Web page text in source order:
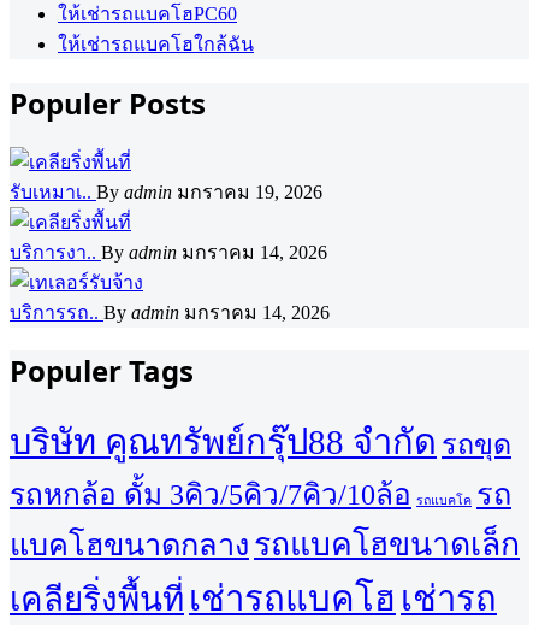
ให้เช่ารถแบคโฮPC60
ให้เช่ารถแบคโฮใกล้ฉัน
Populer Posts
รับเหมาเ.. By admin มกราคม 19, 2026
บริการงา.. By admin มกราคม 14, 2026
บริการรถ.. By admin มกราคม 14, 2026
Populer Tags
บริษัท คูณทรัพย์กรุ๊ป88 จำกัด รถขุด
รถหกล้อ ดั้ม 3คิว/5คิว/7คิว/10ล้อ รถแบคโค รถ
แบคโฮขนาดกลาง รถแบคโฮขนาดเล็ก
เคลียริ่งพื้นที่ เช่ารถแบคโฮ เช่ารถ